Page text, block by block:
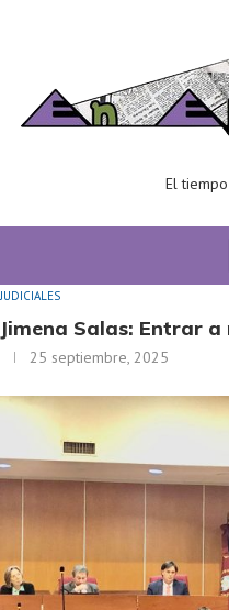
El
JUDICIALES
Jimena Salas: Entrar
25 septiembre, 2025